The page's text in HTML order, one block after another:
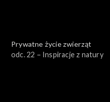
Prywatne życie zwierząt
odc. 22 – Inspiracje z natury